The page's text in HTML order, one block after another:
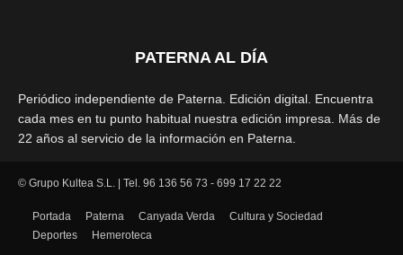
PATERNA AL DÍA
Periódico independiente de Paterna. Edición digital. Encuentra
cada mes en tu punto habitual nuestra edición impresa. Más de
22 años al servicio de la información en Paterna.
SÍGUENOS
© Grupo Kultea S.L. | Tel. 96 136 56 73 - 699 17 22 22
Portada Paterna Canyada Verda
Cultura y Sociedad
Deportes
Hemeroteca